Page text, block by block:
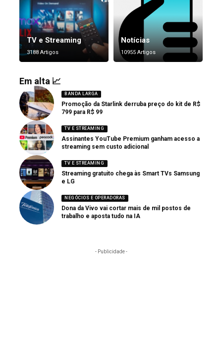
TV e Streaming
3188 Artigos
Notícias
10955 Artigos
Em alta 📈
BANDA LARGA
Promoção da Starlink derruba preço do kit de R$
799 para R$ 99
TV E STREAMING
Assinantes YouTube Premium ganham acesso a
streaming sem custo adicional
TV E STREAMING
Streaming gratuito chega às Smart TVs Samsung
e LG
NEGÓCIOS E OPERADORAS
Dona da Vivo vai cortar mais de mil postos de
trabalho e aposta tudo na IA
- Publicidade -